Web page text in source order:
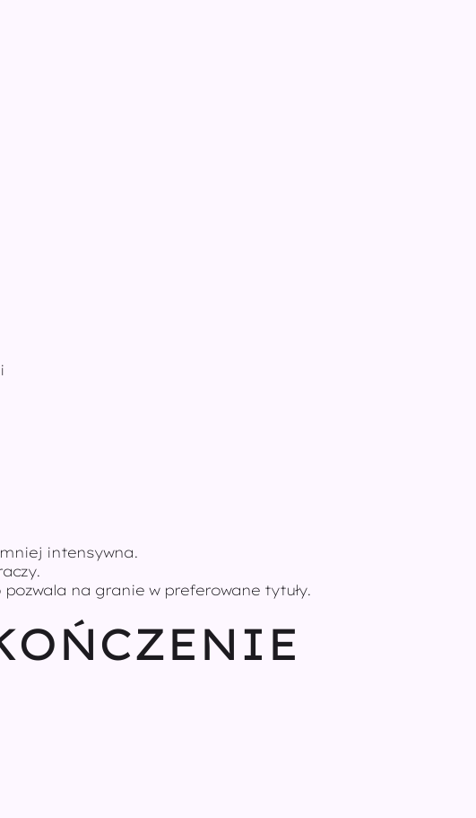
intensywna.
na granie w preferowane tytuły.